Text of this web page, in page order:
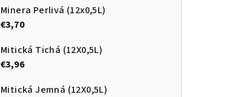
Minera Perlivá (12x0,5L)
€3,70
Mitická Tichá (12X0,5L)
€3,96
Mitická Jemná (12X0,5L)